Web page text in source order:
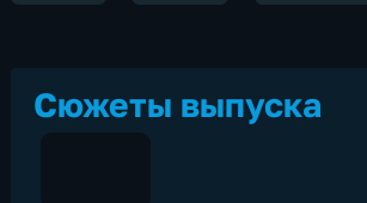
Сюжеты выпуска